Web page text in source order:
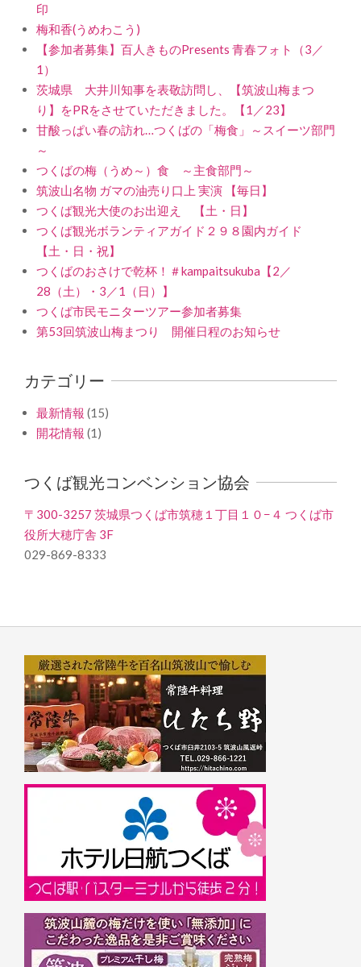
印
梅和香(うめわこう)
【参加者募集】百人きものPresents 青春フォト（3／
1）
茨城県 大井川知事を表敬訪問し、【筑波山梅まつ
り】をPRをさせていただきました。【1／23】
甘酸っぱい春の訪れ…つくばの「梅食」～スイーツ部門
～
つくばの梅（うめ～）食 ～主食部門～
筑波山名物 ガマの油売り口上 実演 【毎日】
つくば観光大使のお出迎え 【土・日】
つくば観光ボランティアガイド２９８園内ガイド
【土・日・祝】
つくばのおさけで乾杯！＃kampaitsukuba【2／
28（土）・3／1（日）】
つくば市民モニターツアー参加者募集
第53回筑波山梅まつり 開催日程のお知らせ
カテゴリー
最新情報 (15)
開花情報 (1)
つくば観光コンベンション協会
〒300-3257 茨城県つくば市筑穂１丁目１０−４ つくば市
役所大穂庁舎 3F
029-869-8333